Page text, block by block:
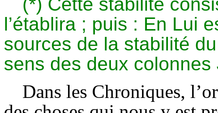
l’établira ; puis : En Lui
sources de la stabilité
sens des deux
Dans les Chroniques,